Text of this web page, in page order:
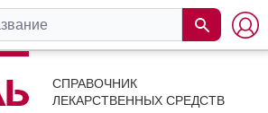
СПРАВОЧНИК
ЛЕКАРСТВЕННЫХ СРЕДСТВ